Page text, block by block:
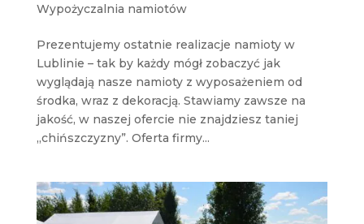
Wypożyczalnia namiotów
Prezentujemy ostatnie realizacje namioty w
Lublinie – tak by każdy mógł zobaczyć jak
wyglądają nasze namioty z wyposażeniem od
środka, wraz z dekoracją. Stawiamy zawsze na
jakość, w naszej ofercie nie znajdziesz taniej
„chińszczyzny”. Oferta firmy...